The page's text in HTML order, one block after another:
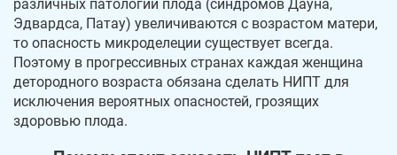
различных патологий плода (синдромов Дауна,
Эдвардса, Патау) увеличиваются с возрастом матери,
то опасность микроделеции существует всегда.
Поэтому в прогрессивных странах каждая женщина
детородного возраста обязана сделать НИПТ для
исключения вероятных опасностей, грозящих
здоровью плода.